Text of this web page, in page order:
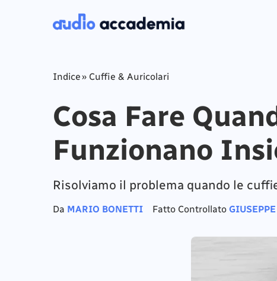
Indice» Cuffie & Auricolari
Cosa Fare
Funzionano
Risolviamo il problema quando le
Da MARIO BONETTI Fatto Controllato